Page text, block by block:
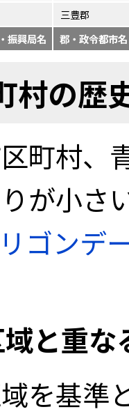
三豊郡
振興局名 郡・政令都市名
村の歴
町村、
が小さ
ゴンデ
と重
を基準